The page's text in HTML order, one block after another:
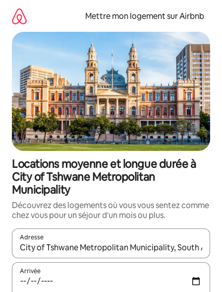
directement
contenu
Mettre mon logement sur Airbnb
Locations moyenne et longue durée à
City of Tshwane Metropolitan
Municipality
Découvrez des logements où vous vous sentez comme
chez vous pour un séjour d'un mois ou plus.
Adresse
Lorsque les résultats s'affichent, utilisez les flèches vers le
Arrivée